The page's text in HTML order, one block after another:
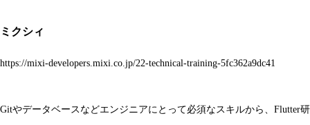
ミクシィ
https://mixi-developers.mixi.co.jp/22-technical-training-5fc362a9dc41
Gitやデータベースなどエンジニアにとって必須なスキルから、Flutter